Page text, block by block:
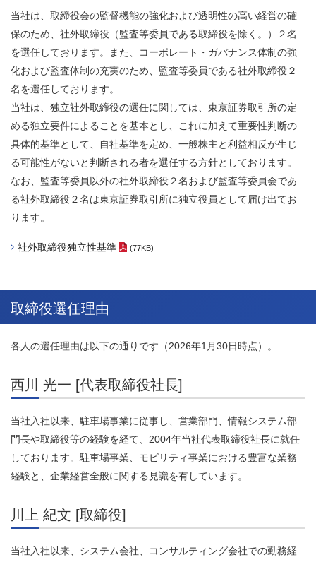
当社は、取締役会の監督機能の強化および透明性の高い経営の確
保のため、社外取締役（監査等委員である取締役を除く。）２名
を選任しております。また、コーポレート・ガバナンス体制の強
化および監査体制の充実のため、監査等委員である社外取締役２
名を選任しております。
当社は、独立社外取締役の選任に関しては、東京証券取引所の定
める独立要件によることを基本とし、これに加えて重要性判断の
具体的基準として、自社基準を定め、一般株主と利益相反が生じ
る可能性がないと判断される者を選任する方針としております。
なお、監査等委員以外の社外取締役２名および監査等委員会であ
る社外取締役２名は東京証券取引所に独立役員として届け出てお
ります。
社外取締役独立性基準 （PDFファイル）
(77KB)
取締役選任理由
各人の選任理由は以下の通りです（2026年1月30日時点）。
西川 光一 [代表取締役社長]
当社入社以来、駐車場事業に従事し、営業部門、情報システム部
門長や取締役等の経験を経て、2004年当社代表取締役社長に就任
しております。駐車場事業、モビリティ事業における豊富な業務
経験と、企業経営全般に関する見識を有しています。
川上 紀文 [取締役]
当社入社以来、システム会社、コンサルティング会社での勤務経